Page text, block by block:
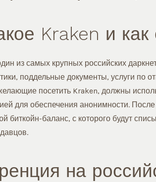
Kraken и как
из самых крупных российских
поддельные документы, услуги по
посетить Kraken, должны
для обеспечения анонимности.
биткойн-баланс, с которого будут
на